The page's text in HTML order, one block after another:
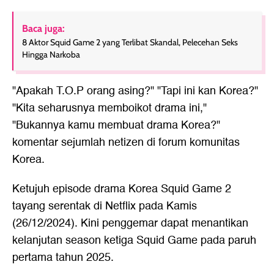
Baca juga:
8 Aktor Squid Game 2 yang Terlibat Skandal, Pelecehan Seks
Hingga Narkoba
"Apakah T.O.P orang asing?" "Tapi ini kan Korea?"
"Kita seharusnya memboikot drama ini,"
"Bukannya kamu membuat drama Korea?"
komentar sejumlah netizen di forum komunitas
Korea.
Ketujuh episode drama Korea Squid Game 2
tayang serentak di Netflix pada Kamis
(26/12/2024). Kini penggemar dapat menantikan
kelanjutan season ketiga Squid Game pada paruh
pertama tahun 2025.